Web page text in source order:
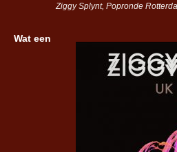
Ziggy Splynt, Popronde
Wat een